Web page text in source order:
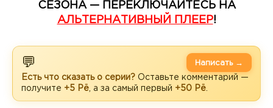
СЕЗОНА — ПЕРЕКЛЮЧАЙТЕСЬ НА
АЛЬТЕРНАТИВНЫЙ ПЛЕЕР!
💬
Есть что сказать о серии? Оставьте комментарий —
получите +5 Рё , а за самый первый +50 Рё
Написать →